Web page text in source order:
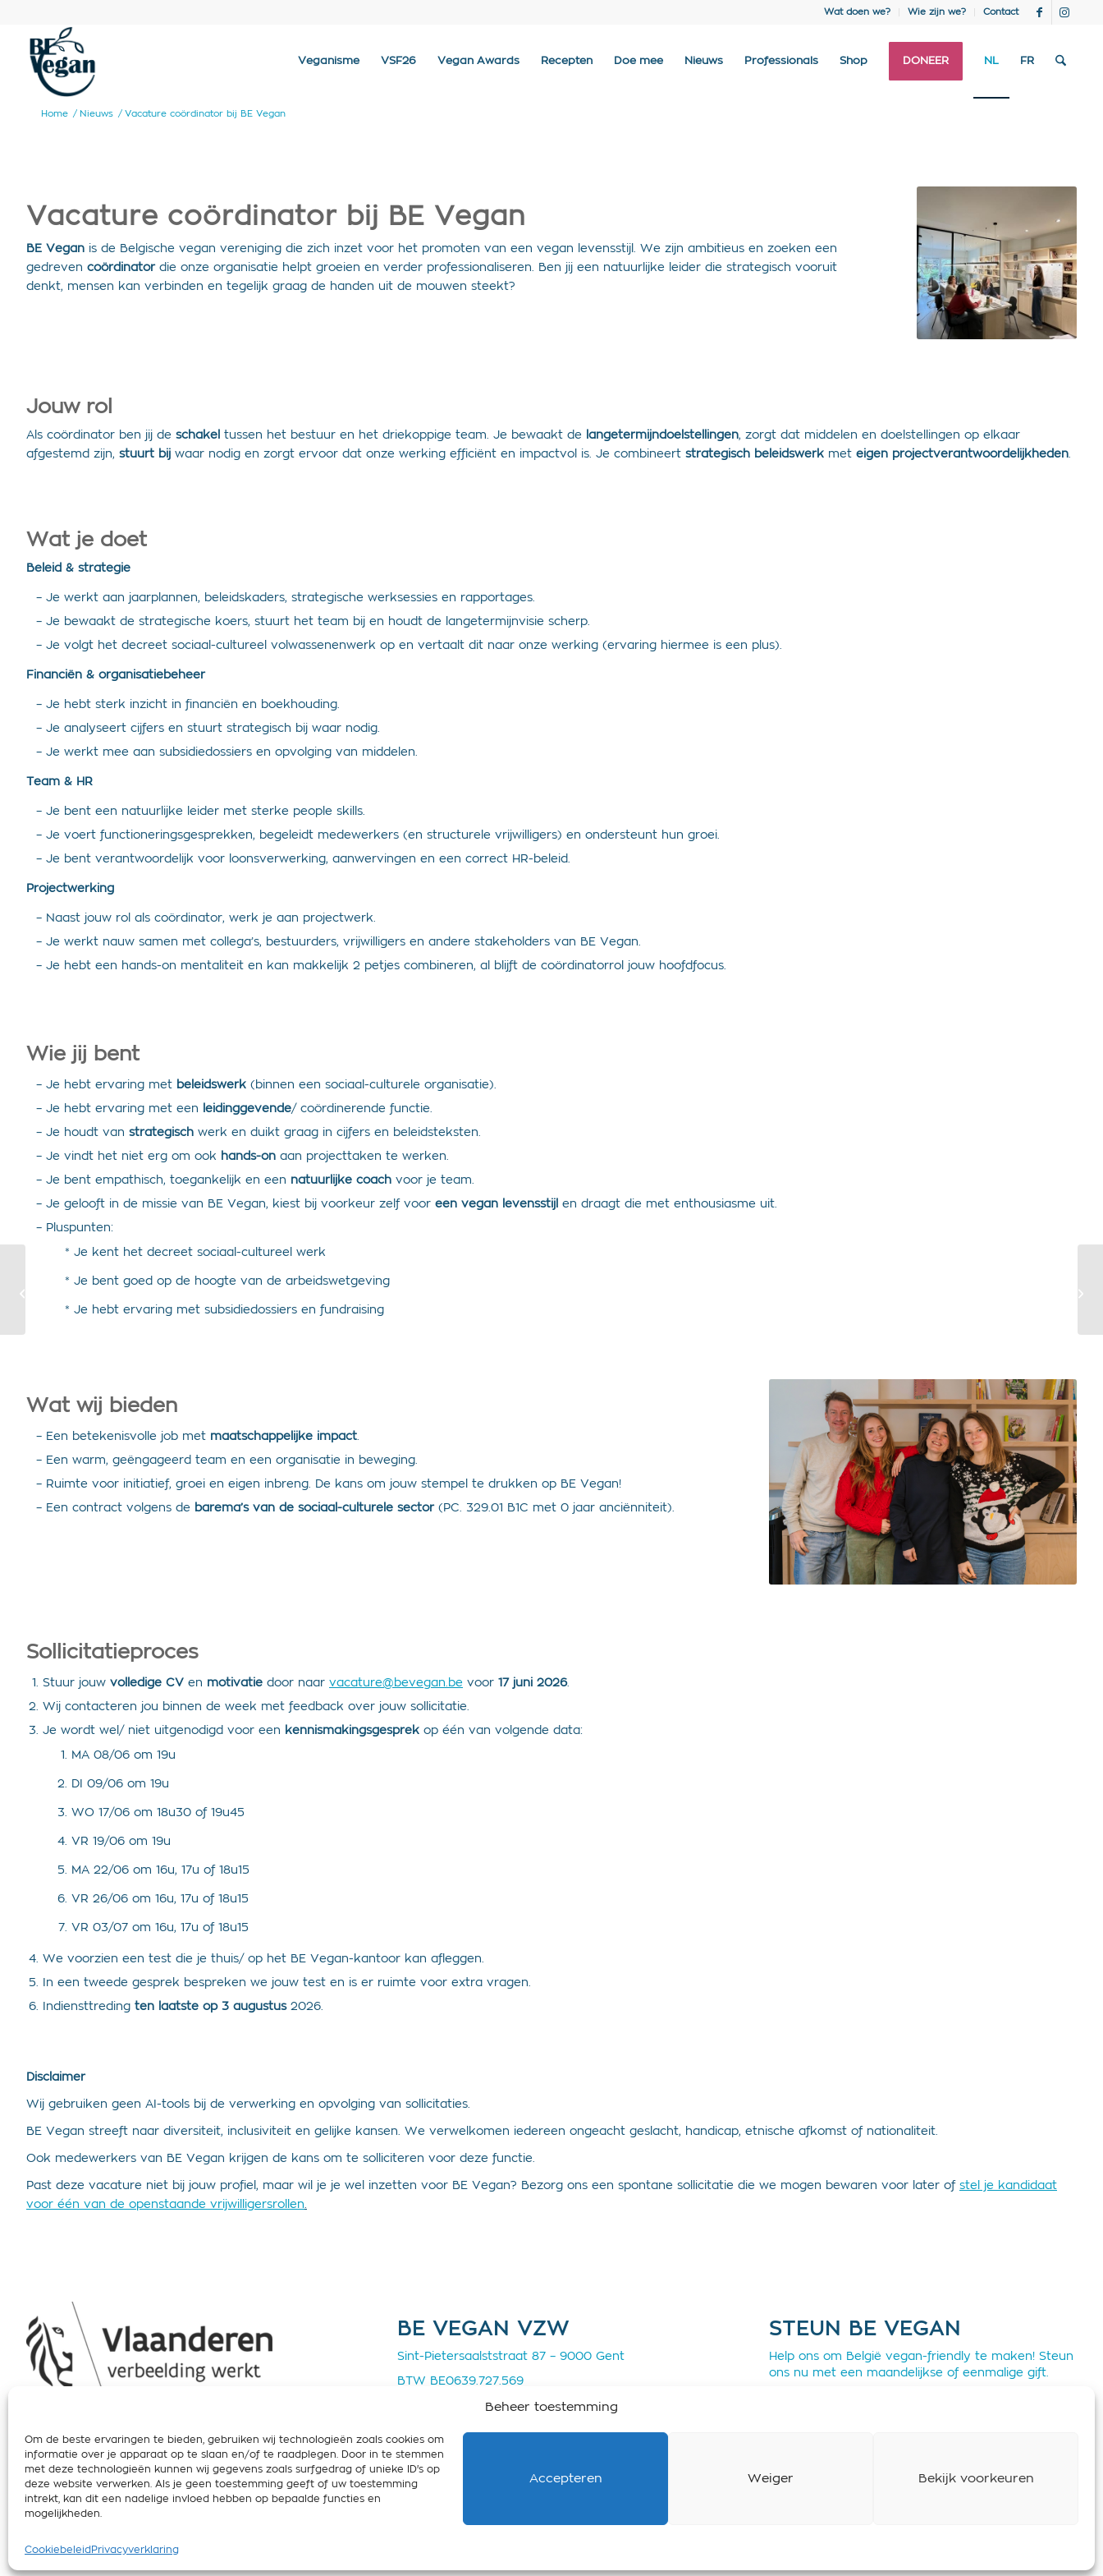
Beheer toestemming
Om de beste ervaringen te bieden, gebruiken wij technologieën zoals cookies om
informatie over je apparaat op te slaan en/of te raadplegen. Door in te stemmen
met deze technologieën kunnen wij gegevens zoals surfgedrag of unieke ID's op
deze website verwerken. Als je geen toestemming geeft of uw toestemming
intrekt, kan dit een nadelige invloed hebben op bepaalde functies en
mogelijkheden.
Accepteren Weiger Bekijk voorkeuren
Cookiebeleid Privacyverklaring
Wat doen we? Wie zijn we? Contact
Veganisme VSF26 Vegan Awards Recepten Doe mee Nieuws Professionals Shop DONEER NL FR
Home / Nieuws / Vacature coördinator bij BE Vegan
Vacature coördinator bij BE Vegan
BE Vegan is de Belgische vegan vereniging die zich inzet voor het promoten van een vegan levensstijl. We zijn ambitieus en zoeken een
gedreven coördinatordie onze organisatie helpt groeien en verder professionaliseren. Ben jij een natuurlijke leider die strategisch vooruit
denkt, mensen kan verbinden en tegelijk graag de handen uit de mouwen steekt?
Jouw rol
Als coördinator ben jij de schakel tussen het bestuur en het driekoppige team. Je bewaakt de langetermijndoelstellingen, zorgt dat middelen en doelstellingen op elkaar
afgestemd zijn, stuurt bij waar nodig en zorgt ervoor dat onze werking efficiënt en impactvol is. Je combineert strategisch beleidswerk met eigen projectverantwoordelijkheden.
Wat je doet
Beleid & strategie
– Je werkt aan jaarplannen, beleidskaders, strategische werksessies en rapportages.
– Je bewaakt de strategische koers, stuurt het team bij en houdt de langetermijnvisie scherp.
– Je volgt het decreet sociaal-cultureel volwassenenwerk op en vertaalt dit naar onze werking (ervaring hiermee is een plus).
Financiën & organisatiebeheer
– Je hebt sterk inzicht in financiën en boekhouding.
– Je analyseert cijfers en stuurt strategisch bij waar nodig.
– Je werkt mee aan subsidiedossiers en opvolging van middelen.
Team & HR
– Je bent een natuurlijke leider met sterke people skills.
– Je voert functioneringsgesprekken, begeleidt medewerkers (en structurele vrijwilligers) en ondersteunt hun groei.
– Je bent verantwoordelijk voor loonsverwerking, aanwervingen en een correct HR-beleid.
Projectwerking
– Naast jouw rol als coördinator, werk je aan projectwerk.
– Je werkt nauw samen met collega’s, bestuurders, vrijwilligers en andere stakeholders van BE Vegan.
– Je hebt een hands-on mentaliteit en kan makkelijk 2 petjes combineren, al blijft de coördinatorrol jouw hoofdfocus.
Wie jij bent
– Je hebt ervaring met beleidswerk (binnen een sociaal-culturele organisatie).
– Je hebt ervaring met een leidinggevende/ coördinerende functie.
– Je houdt van strategisch werk en duikt graag in cijfers en beleidsteksten.
– Je vindt het niet erg om ook hands-on aan projecttaken te werken.
– Je bent empathisch, toegankelijk en een natuurlijke coach voor je team.
– Je gelooft in de missie van BE Vegan, kiest bij voorkeur zelf voor een vegan levensstijl en draagt die met enthousiasme uit.
– Pluspunten:
* Je kent het decreet sociaal-cultureel werk
* Je bent goed op de hoogte van de arbeidswetgeving
* Je hebt ervaring met subsidiedossiers en fundraising
Wat wij bieden
– Een betekenisvolle job met maatschappelijke impact.
– Een warm, geëngageerd team en een organisatie in beweging.
– Ruimte voor initiatief, groei en eigen inbreng. De kans om jouw stempel te drukken op BE Vegan!
– Een contract volgens de barema’s van de sociaal-culturele sector(PC. 329.01 B1C met 0 jaar anciënniteit).
Sollicitatieproces
Stuur jouw volledige CV en motivatie door naar vacature@bevegan.be voor 1 7 juni 2026.
Wij contacteren jou binnen de week met feedback over jouw sollicitatie.
Je wordt wel/ niet uitgenodigd voor een kennismakingsgesprek op één van volgende data:
MA 08/06 om 19u
DI 09/06 om 19u
WO 17/06 om 18u30 of 19u45
VR 19/06 om 19u
MA 22/06 om 16u, 17u of 18u15
VR 26/06 om 16u, 17u of 18u15
VR 03/07 om 16u, 17u of 18u15
We voorzien een test die je thuis/ op het BE Vegan-kantoor kan afleggen.
In een tweede gesprek bespreken we jouw test en is er ruimte voor extra vragen.
Indiensttreding ten laatste op 3 augustus2026.
Disclaimer
Wij gebruiken geen AI-tools bij de verwerking en opvolging van sollicitaties.
BE Vegan streeft naar diversiteit, inclusiviteit en gelijke kansen. We verwelkomen iedereen ongeacht geslacht, handicap, etnische afkomst of nationaliteit.
Ook medewerkers van BE Vegan krijgen de kans om te solliciteren voor deze functie.
Past deze vacature niet bij jouw profiel, maar wil je je wel inzetten voor BE Vegan? Bezorg ons een spontane sollicitatie die we mogen bewaren voor later of stel je kandidaat
voor één van de openstaande vrijwilligersrollen.
BE VEGAN VZW
Sint-Pietersaalststraat 87 – 9000 Gent
BTW BE0639.727.569
Cookie policy
Privacy policy
STEUN BE VEGAN
Help ons om België vegan-friendly te maken! Steun
ons nu met een maandelijkse of eenmalige gift.
© 2026 BE Vegan vzw asbl - All rights reserved
vegan muffins met
speltmeel
Wil jij mee het verschil
maken?
Dankzij jouw gift kunnen we nog meer mensen op weg helpen om vaker vegan
te kiezen. Vanaf nu komt jouw gift aan BE Vegan ook in aanmerking voor een
fiscaal attest.
×